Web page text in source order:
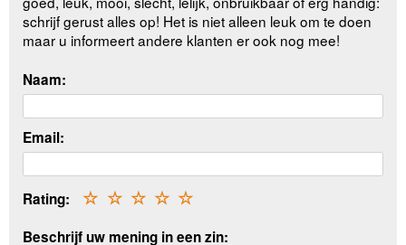
schrijf gerust alles op! Het is niet alleen leuk om te doen
maar u informeert andere klanten er ook nog mee!
Naam:
Email:
Rating: ☆
☆
☆
☆
☆
Beschrijf uw mening in een zin: